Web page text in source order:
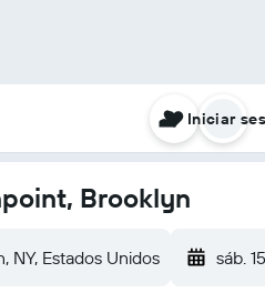
Iniciar
Brooklyn
NY, Estados Unidos sáb.